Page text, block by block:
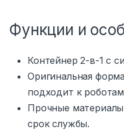
Функции и
Контейнер 2-в-1 с
Оригинальная
подходит к
Прочные
срок службы.